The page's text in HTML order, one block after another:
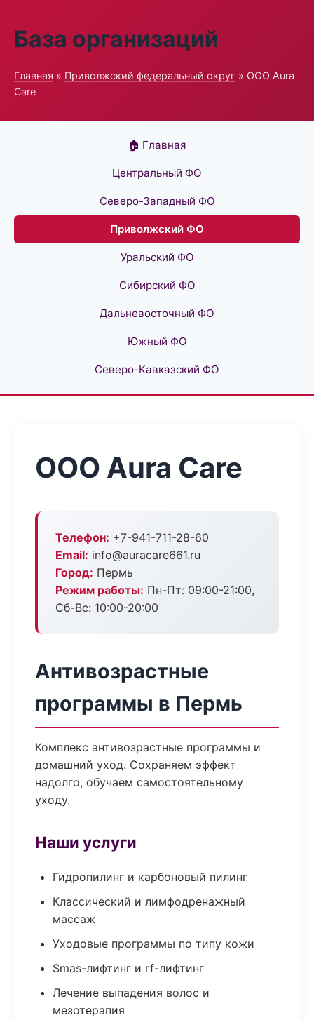
База организаций
Главная » Приволжский федеральный округ » ООО Aura
Care
🏠 Главная
Центральный ФО
Северо-Западный ФО
Приволжский ФО
Уральский ФО
Сибирский ФО
Дальневосточный ФО
Южный ФО
Северо-Кавказский ФО
ООО Aura Care
Телефон: +7-941-711-28-60
Email: info@auracare661.ru
Город: Пермь
Режим работы: Пн-Пт: 09:00-21:00,
Сб-Вс: 10:00-20:00
Антивозрастные
программы в Пермь
Комплекс антивозрастные программы и
домашний уход. Сохраняем эффект
надолго, обучаем самостоятельному
уходу.
Наши услуги
Гидропилинг и карбоновый пилинг
Классический и лимфодренажный
массаж
Уходовые программы по типу кожи
Smas-лифтинг и rf-лифтинг
Лечение выпадения волос и
мезотерапия